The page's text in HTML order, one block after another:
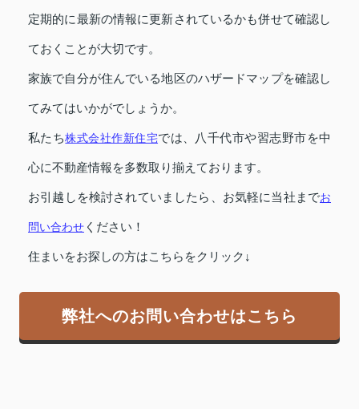
定期的に最新の情報に更新されているかも併せて確認し
ておくことが大切です。
家族で自分が住んでいる地区のハザードマップを確認し
てみてはいかがでしょうか。
私たち株式会社作新住宅では、八千代市や習志野市を中
心に不動産情報を多数取り揃えております。
お引越しを検討されていましたら、お気軽に当社までお
問い合わせ ください！
住まいをお探しの方はこちらをクリック↓
弊社へのお問い合わせはこちら